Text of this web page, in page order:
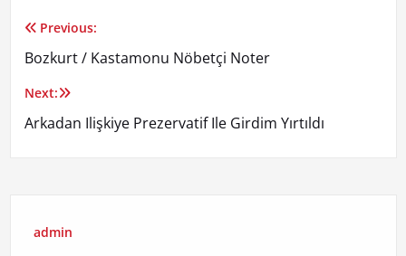
Yazı
gezinmesi
Previous:
Bozkurt / Kastamonu Nöbetçi Noter
Next:
Arkadan Ilişkiye Prezervatif Ile Girdim Yırtıldı
admin